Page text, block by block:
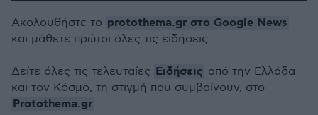
Ακολουθήστε το protothema.gr στο Google News
και μάθετε πρώτοι όλες τις ειδήσεις
Δείτε όλες τις τελευταίες Ειδήσεις από την Ελλάδα
και τον Κόσμο, τη στιγμή που συμβαίνουν, στο
Protothema.gr